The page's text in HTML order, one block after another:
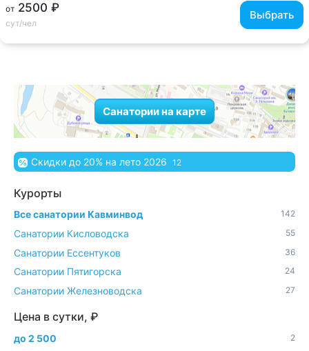
от 2500 ₽
сут/чел
Выбрать
Санатории на карте
Скидки до 20% на лето 2026 12
Курорты
Все санатории Кавминвод 142
Санатории Кисловодска 55
Санатории Ессентуков 36
Санатории Пятигорска 24
Санатории Железноводска 27
Цена в сутки, ₽
до 2 500 2